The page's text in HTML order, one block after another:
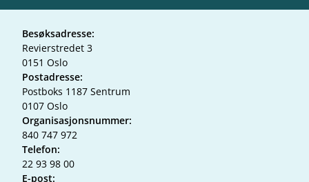
Besøksadresse:
Revierstredet 3
0151 Oslo
Postadresse:
Postboks 1187 Sentrum
0107 Oslo
Organisasjonsnummer:
840 747 972
Telefon:
22 93 98 00
E-post: